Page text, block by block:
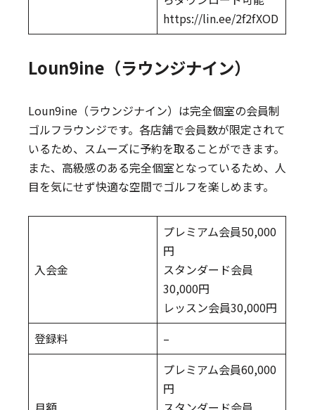
https://lin.ee/2f2fXOD
Loun9ine（ラウンジナイン）
Loun9ine（ラウンジナイン）は完全個室の会員制
ゴルフラウンジです。各店舗で会員数が限定されて
いるため、スムーズに予約を取ることができます。
また、高級感のある完全個室となっているため、人
目を気にせず快適な空間でゴルフを楽しめます。
入会金
プレミアム会員50,000
円
スタンダード会員
30,000円
レッスン会員30,000円
登録料
–
プレミアム会員60,000
円